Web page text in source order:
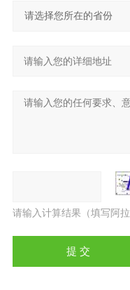
请输入计算结果（填写阿